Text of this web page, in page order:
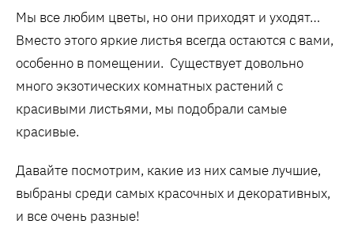
Мы все любим цветы, но они приходят и уходят…
Вместо этого яркие листья всегда остаются с вами,
особенно в помещении. Существует довольно
много экзотических комнатных растений с
красивыми листьями, мы подобрали самые
красивые.
Давайте посмотрим, какие из них самые лучшие,
выбраны среди самых красочных и декоративных,
и все очень разные!